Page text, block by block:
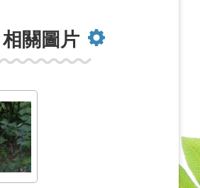
相關圖片